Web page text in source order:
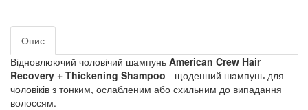
Опис
Відновлюючий чоловічий шампунь American Crew Hair
Recovery + Thickening Shampoo - щоденний шампунь для
чоловіків з тонким, ослабленим або схильним до випадання
волоссям.